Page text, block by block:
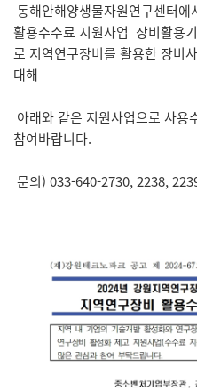
동해안해양생물자원연구센터
활용수수료 지원사업 장비활용
로 지역연구장비를 활용한 장비
대해
아래와 같은 지원사업으로 사용
참여바랍니다.
문의) 033-640-2730, 2238,